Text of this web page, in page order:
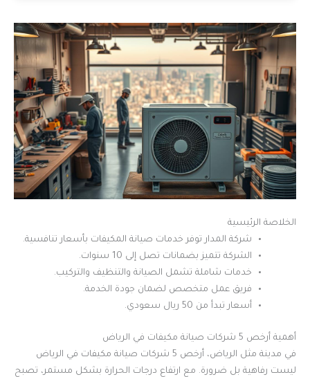
الخلاصة الرئيسية
شركة المدار توفر خدمات صيانة المكيفات بأسعار تنافسية.
الشركة تتميز بضمانات تصل إلى 10 سنوات.
خدمات شاملة تشمل الصيانة والتنظيف والتركيب.
فريق عمل متخصص لضمان جودة الخدمة.
أسعار تبدأ من 50 ريال سعودي.
أهمية أرخص 5 شركات صيانة مكيفات في الرياض
في مدينة مثل الرياض، أرخص 5 شركات صيانة مكيفات في الرياض
ليست رفاهية بل ضرورة. مع ارتفاع درجات الحرارة بشكل مستمر، تصبح